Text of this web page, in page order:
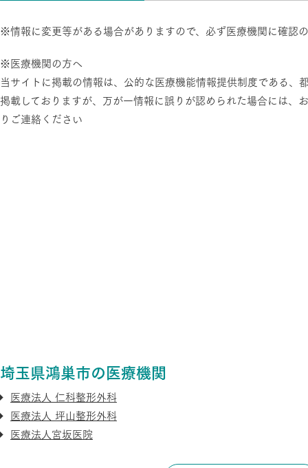
※情報に変更等がある場合がありますので、必ず医療機関に確認
※医療機関の方へ
当サイトに掲載の情報は、公的な医療機能情報提供制度である、
掲載しておりますが、万が一情報に誤りが認められた場合には、
りご連絡ください
埼玉県鴻巣市の医療機関
医療法人 仁科整形外科
医療法人 坪山整形外科
医療法人宮坂医院